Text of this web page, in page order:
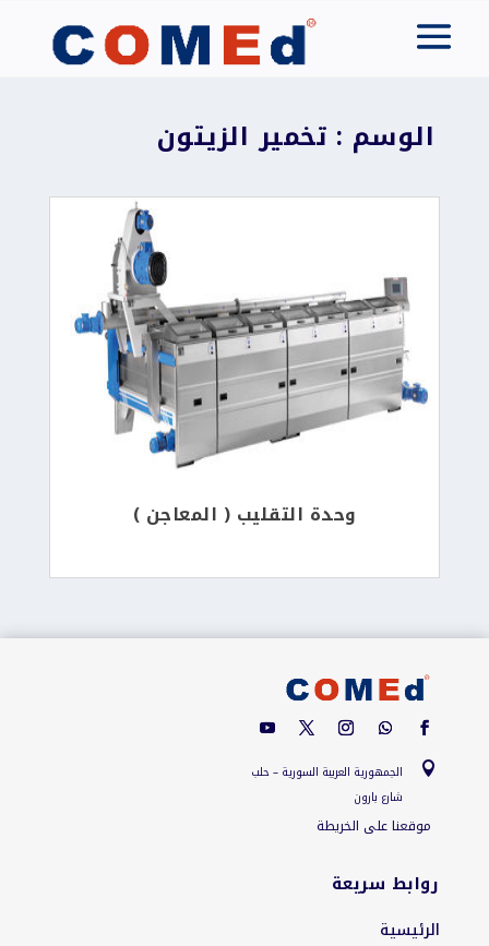
الوسم : تخمير الزيتون
وحدة التقليب ( المعاجن )

الجمهورية العربية السورية – حلب
شارع بارون
موقعنا على الخريطة
روابط سريعة
الرئيسية